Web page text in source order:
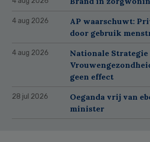
4 aug 2026
AP waarschuwt:
door gebruik
4 aug 2026
Nationale Strategie
geen effect
28 jul 2026
Oeganda vrij van
minister